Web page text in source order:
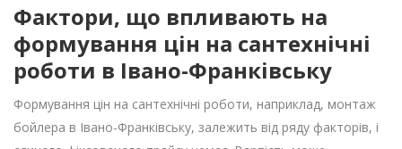
Фактори, що впливають на
формування цін на сантехнічні
роботи в Івано-Франківську
Формування цін на сантехнічні роботи, наприклад, монтаж
бойлера в Івано-Франківську, залежить від ряду факторів, і